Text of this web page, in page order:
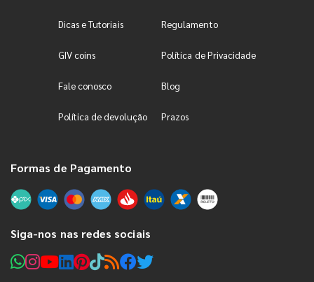
Dicas e Tutoriais Regulamento
GIV coins Política de Privacidade
Fale conosco Blog
Política de devolução Prazos
Formas de Pagamento
Siga-nos nas redes sociais